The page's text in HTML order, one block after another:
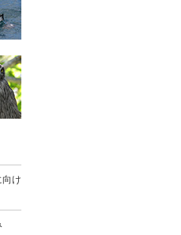
け